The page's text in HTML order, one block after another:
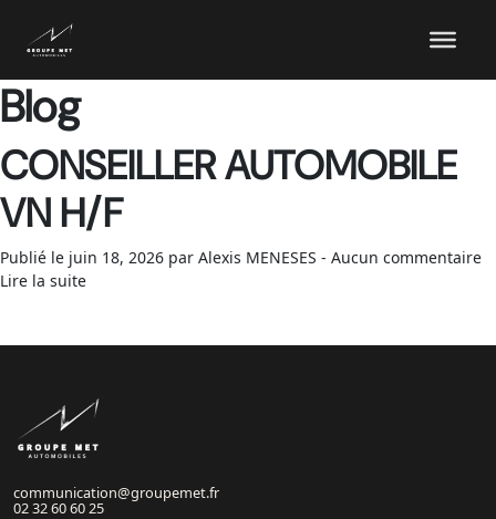
Blog
CONSEILLER AUTOMOBILE
VN H/F
Publié le juin 18, 2026 par Alexis MENESES - Aucun commentaire
Lire la suite
communication@groupemet.fr
02 32 60 60 25